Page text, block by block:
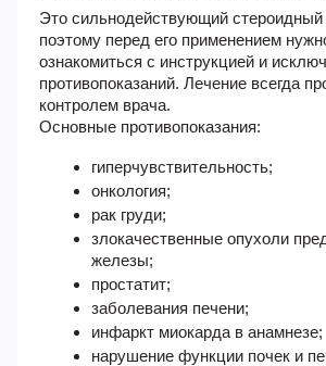
Это сильнодействующий стероидный
поэтому перед его применением
ознакомиться с инструкцией и
противопоказаний. Лечение всегда
контролем врача.
Основные противопоказания:
гиперчувствительность;
онкология;
рак груди;
злокачественные опухоли
железы;
простатит;
заболевания печени;
инфаркт миокарда в анамнезе;
нарушение функции почек и